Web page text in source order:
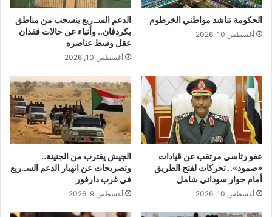
الحكومة تناشد مواطني الخرطوم
أغسطس 10, 2026
الدعم السـ.ريع ينسحب من مناطق
بكردفان.. وأنباء عن حالات فقدان
عقل وسط عناصره
أغسطس 10, 2026
عفو رئاسي مرتقب عن قيادات
«صمود».. تحركات لفتح الطريق
أمام حوار سوداني شامل
أغسطس 10, 2026
الجيش يقترب من الجنينة..
وتصريحات عن انهيار الدعم السـ.ريع
في غرب دارفور
أغسطس 9, 2026